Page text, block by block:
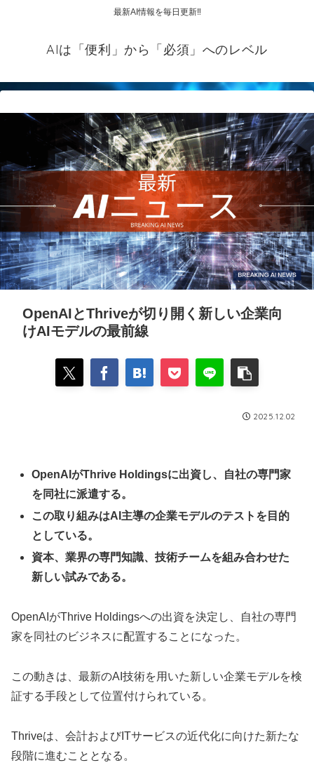
最新AI情報を毎日更新‼
AIは「便利」から「必須」へのレベル
OpenAIとThriveが切り開く新しい企業向
けAIモデルの最前線
2025.12.02
OpenAIがThrive Holdingsに出資し、自社の専門家
を同社に派遣する。
この取り組みはAI主導の企業モデルのテストを目的
としている。
資本、業界の専門知識、技術チームを組み合わせた
新しい試みである。
OpenAIがThrive Holdingsへの出資を決定し、自社の専門
家を同社のビジネスに配置することになった。
この動きは、最新のAI技術を用いた新しい企業モデルを検
証する手段として位置付けられている。
Thriveは、会計およびITサービスの近代化に向けた新たな
段階に進むこととなる。